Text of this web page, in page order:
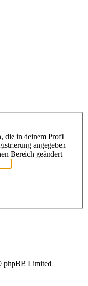
die in deinem Profil
angegeben
Bereich geändert.
phpBB Limited